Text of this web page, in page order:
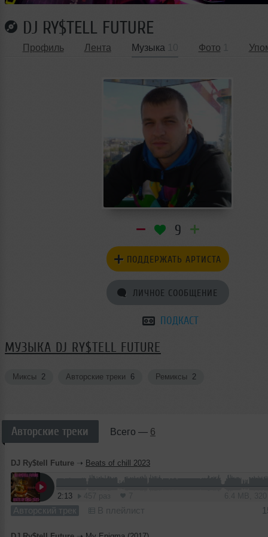
DJ RY$TELL FUTURE
Профиль Лента Музыка Фото
9
ПОДДЕРЖАТЬ АРТИСТА
ЛИЧНОЕ СООБЩЕНИЕ
ПОДКАСТ
МУЗЫКА DJ RY$TELL FUTURE
Миксы 2 Авторские треки 6 Ремиксы 2
Авторские треки Всего — 6
DJ Ry$tell Future ➝ Beats of chill 2023
2:13
Авторский трек В плейлист